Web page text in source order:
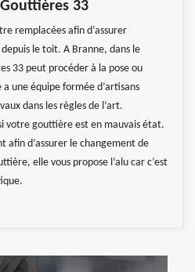
33
remplacées afin d’assurer
le toit. A Branne, dans le
33 peut procéder à la pose ou
une équipe formée d’artisans
dans les règles de l’art.
votre gouttière est en mauvais état.
afin d’assurer le changement de
elle vous propose l’alu car c’est